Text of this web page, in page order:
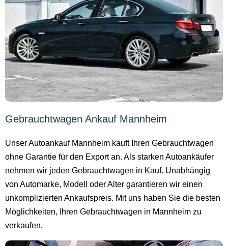
Gebrauchtwagen Ankauf Mannheim
Unser Autoankauf Mannheim kauft Ihren Gebrauchtwagen
ohne Garantie für den Export an. Als starken Autoankäufer
nehmen wir jeden Gebrauchtwagen in Kauf. Unabhängig
von Automarke, Modell oder Alter garantieren wir einen
unkomplizierten Ankaufspreis. Mit uns haben Sie die besten
Möglichkeiten, Ihren Gebrauchtwagen in Mannheim zu
verkaufen.